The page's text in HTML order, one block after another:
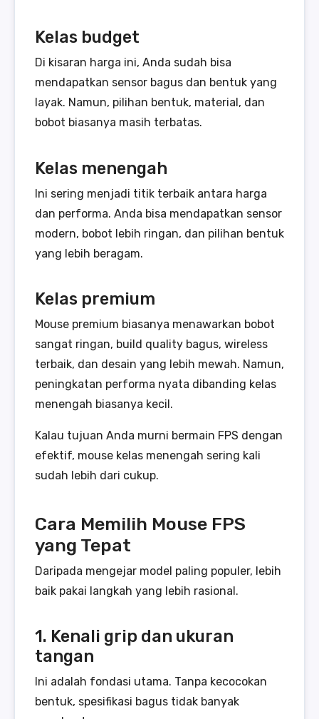
Kelas budget
Di kisaran harga ini, Anda sudah bisa
mendapatkan sensor bagus dan bentuk yang
layak. Namun, pilihan bentuk, material, dan
bobot biasanya masih terbatas.
Kelas menengah
Ini sering menjadi titik terbaik antara harga
dan performa. Anda bisa mendapatkan sensor
modern, bobot lebih ringan, dan pilihan bentuk
yang lebih beragam.
Kelas premium
Mouse premium biasanya menawarkan bobot
sangat ringan, build quality bagus, wireless
terbaik, dan desain yang lebih mewah. Namun,
peningkatan performa nyata dibanding kelas
menengah biasanya kecil.
Kalau tujuan Anda murni bermain FPS dengan
efektif, mouse kelas menengah sering kali
sudah lebih dari cukup.
Cara Memilih Mouse FPS
yang Tepat
Daripada mengejar model paling populer, lebih
baik pakai langkah yang lebih rasional.
1. Kenali grip dan ukuran
tangan
Ini adalah fondasi utama. Tanpa kecocokan
bentuk, spesifikasi bagus tidak banyak